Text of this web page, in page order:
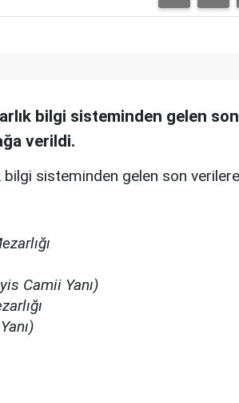
bilgi sisteminden gelen
verildi.
bilgi sisteminden gelen son
Camii Yanı)